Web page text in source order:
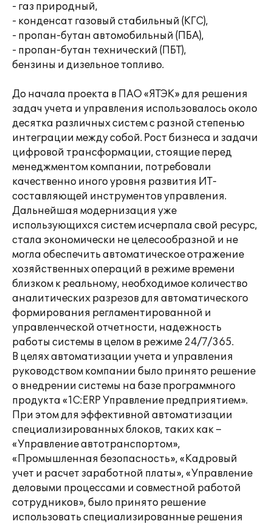
- газ природный,
- конденсат газовый стабильный (КГС),
- пропан-бутан автомобильный (ПБА),
- пропан-бутан технический (ПБТ),
бензины и дизельное топливо.
До начала проекта в ПАО «ЯТЭК» для решения
задач учета и управления использовалось около
десятка различных систем с разной степенью
интеграции между собой. Рост бизнеса и задачи
цифровой трансформации, стоящие перед
менеджментом компании, потребовали
качественно иного уровня развития ИТ-
составляющей инструментов управления.
Дальнейшая модернизация уже
использующихся систем исчерпала свой ресурс,
стала экономически не целесообразной и не
могла обеспечить автоматическое отражение
хозяйственных операций в режиме времени
близком к реальному, необходимое количество
аналитических разрезов для автоматического
формирования регламентированной и
управленческой отчетности, надежность
работы системы в целом в режиме 24/7/365.
В целях автоматизации учета и управления
руководством компании было принято решение
о внедрении системы на базе программного
продукта «1С:ERP Управление предприятием».
При этом для эффективной автоматизации
специализированных блоков, таких как –
«Управление автотранспортом»,
«Промышленная безопасность», «Кадровый
учет и расчет заработной платы», «Управление
деловыми процессами и совместной работой
сотрудников», было принято решение
использовать специализированные решения